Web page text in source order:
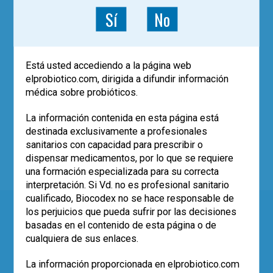
Usuarios registrados
Contraseña
Recordar
¿Olvidaste tu contraseña?Olvidé mi
contraseña
¿Nuevo usuario?Clic aquí para registrarse
Evidencia y práctica clínica de los probióticos para
el profesional de la salud
VIDEOTECA
Sí No
Está usted accediendo a la página web
elprobiotico.com, dirigida a difundir información
médica sobre probióticos.
La información contenida en esta página está
destinada exclusivamente a profesionales
sanitarios con capacidad para prescribir o
dispensar medicamentos, por lo que se requiere
una formación especializada para su correcta
interpretación. Si Vd. no es profesional sanitario
cualificado, Biocodex no se hace responsable de
los perjuicios que pueda sufrir por las decisiones
basadas en el contenido de esta página o de
cualquiera de sus enlaces.
La información proporcionada en elprobiotico.com